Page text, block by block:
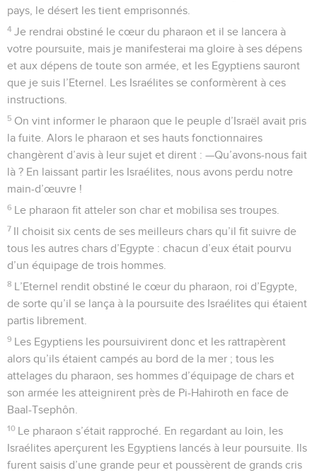
pays, le désert les tient emprisonnés.
4 Je rendrai obstiné le cœur du pharaon et il se lancera à
votre poursuite, mais je manifesterai ma gloire à ses dépens
et aux dépens de toute son armée, et les Egyptiens sauront
que je suis l’Eternel. Les Israélites se conformèrent à ces
instructions.
5 On vint informer le pharaon que le peuple d’Israël avait pris
la fuite. Alors le pharaon et ses hauts fonctionnaires
changèrent d’avis à leur sujet et dirent : —Qu’avons-nous fait
là ? En laissant partir les Israélites, nous avons perdu notre
main-d’œuvre !
6 Le pharaon fit atteler son char et mobilisa ses troupes.
7 Il choisit six cents de ses meilleurs chars qu’il fit suivre de
tous les autres chars d’Egypte : chacun d’eux était pourvu
d’un équipage de trois hommes.
8 L’Eternel rendit obstiné le cœur du pharaon, roi d’Egypte,
de sorte qu’il se lança à la poursuite des Israélites qui étaient
partis librement.
9 Les Egyptiens les poursuivirent donc et les rattrapèrent
alors qu’ils étaient campés au bord de la mer ; tous les
attelages du pharaon, ses hommes d’équipage de chars et
son armée les atteignirent près de Pi-Hahiroth en face de
Baal-Tsephôn.
10 Le pharaon s’était rapproché. En regardant au loin, les
Israélites aperçurent les Egyptiens lancés à leur poursuite. Ils
furent saisis d’une grande peur et poussèrent de grands cris